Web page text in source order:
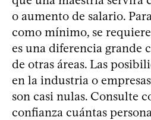
o aumento de salario.
como mínimo, se
es una diferencia grande
de otras áreas. Las
en la industria o
son casi nulas. Consulte
confianza cuántas